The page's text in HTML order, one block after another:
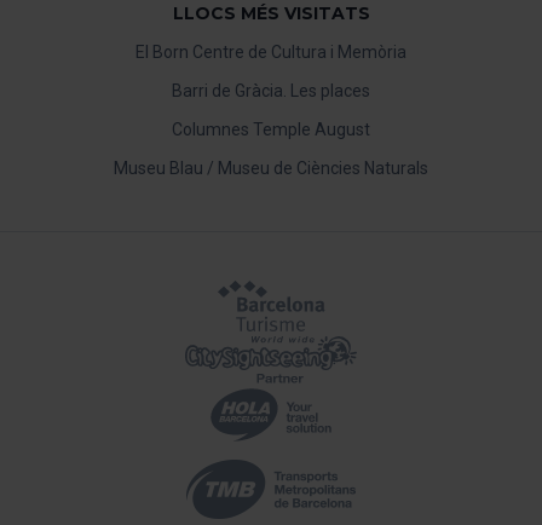
LLOCS MÉS VISITATS
El Born Centre de Cultura i Memòria
Barri de Gràcia. Les places
Columnes Temple August
Museu Blau / Museu de Ciències Naturals